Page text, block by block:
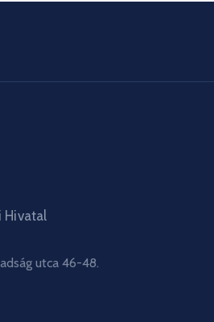
Hivatal
utca 46-48.